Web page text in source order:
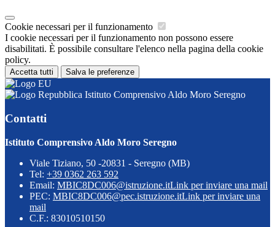
Cookie necessari per il funzionamento
I cookie necessari per il funzionamento non possono essere
disabilitati. È possibile consultare l'elenco nella pagina della cookie
policy.
Accetta tutti Salva le preferenze
Istituto Comprensivo Aldo Moro Seregno
Contatti
Istituto Comprensivo Aldo Moro Seregno
Viale Tiziano, 50 -20831 - Seregno (MB)
Tel: +39 0362 263 592
Email: MBIC8DC006@istruzione.itLink per inviare una mail
PEC: MBIC8DC006@pec.istruzione.itLink per inviare una
mail
C.F.: 83010510150